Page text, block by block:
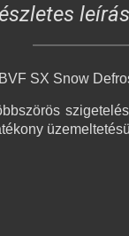
leírás
SX Snow